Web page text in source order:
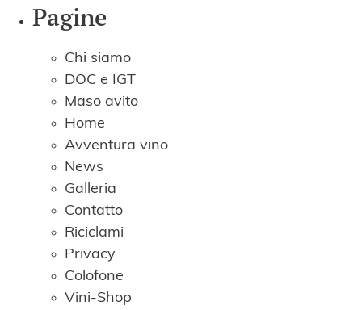
Pagine
Chi siamo
DOC e IGT
Maso avito
Home
Avventura vino
News
Galleria
Contatto
Riciclami
Privacy
Colofone
Vini-Shop